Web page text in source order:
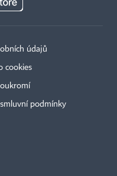
údajů
cookies
podmínky